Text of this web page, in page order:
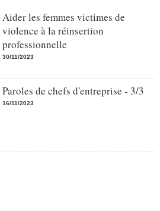
Aider les femmes victimes de
violence à la réinsertion
professionnelle
30/11/2023
Paroles de chefs d'entreprise - 3/3
16/11/2023